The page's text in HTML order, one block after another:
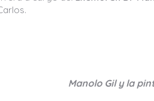
Manolo Gil y la